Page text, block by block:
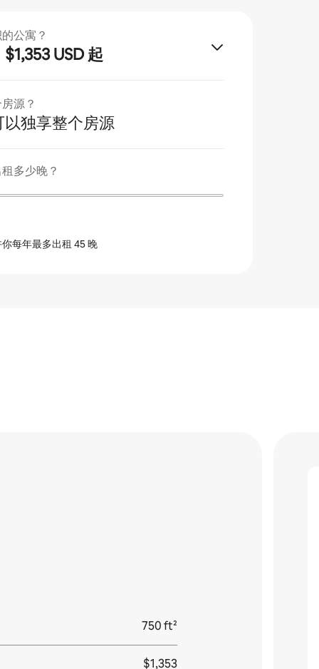
公寓？
$1,353 USD 起
源？
独享整个房源
多少晚？
每年最多出租 45 晚
750 ft²
$1,353